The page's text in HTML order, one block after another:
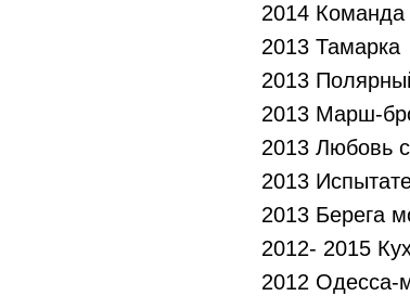
2014 Команда
2013 Тамарка
2013
2013 Марш-
2013 Любовь
2013
2013 Берега
2012- 2015
2012 Одесса-